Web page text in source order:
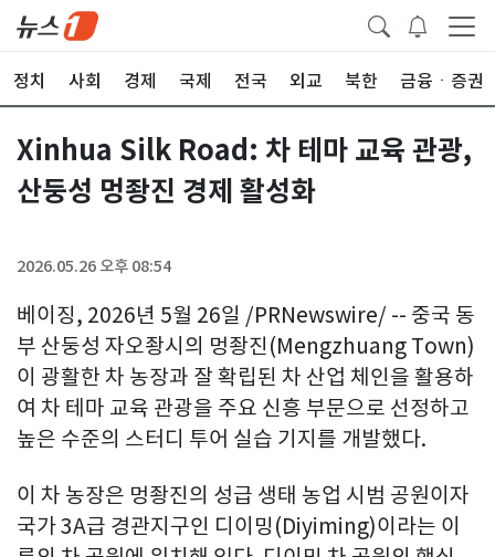
정치 사회 경제 국제 전국 외교 북한 금융ㆍ증권
Xinhua Silk Road: 차 테마 교육 관광,
산둥성 멍좡진 경제 활성화
2026.05.26 오후 08:54
베이징, 2026년 5월 26일 /PRNewswire/ -- 중국 동
부 산둥성 자오좡시의 멍좡진(Mengzhuang Town)
이 광활한 차 농장과 잘 확립된 차 산업 체인을 활용하
여 차 테마 교육 관광을 주요 신흥 부문으로 선정하고
높은 수준의 스터디 투어 실습 기지를 개발했다.
이 차 농장은 멍좡진의 성급 생태 농업 시범 공원이자
국가 3A급 경관지구인 디이밍(Diyiming)이라는 이